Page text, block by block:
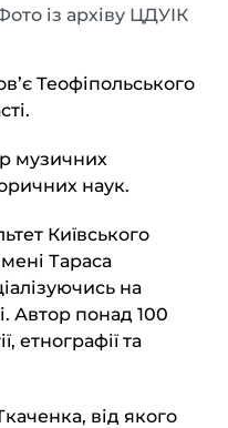
із архіву ЦДУІК
Теофіпольського
музичних
наук.
Київського
Тараса
на
Автор понад 100
етнографії та
від якого